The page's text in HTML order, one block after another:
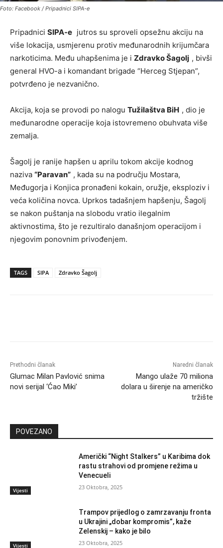
Foto: Facebook / Pripadnici SIPA-e
Pripadnici SIPA-e jutros su sproveli opsežnu akciju na
više lokacija, usmjerenu protiv međunarodnih krijumčara
narkoticima. Među uhapšenima je i Zdravko Šagolj , bivši
general HVO-a i komandant brigade “Herceg Stjepan”,
potvrđeno je nezvanično.
Akcija, koja se provodi po nalogu Tužilaštva BiH , dio je
međunarodne operacije koja istovremeno obuhvata više
zemalja.
Šagolj je ranije hapšen u aprilu tokom akcije kodnog
naziva “Paravan” , kada su na području Mostara,
Međugorja i Konjica pronađeni kokain, oružje, eksploziv i
veća količina novca. Uprkos tadašnjem hapšenju, Šagolj
se nakon puštanja na slobodu vratio ilegalnim
aktivnostima, što je rezultiralo današnjom operacijom i
njegovim ponovnim privođenjem.
TAGS SIPA Zdravko Šagolj
Prethodni članak
Glumac Milan Pavlović snima
novi serijal ‘Ćao Miki’
Naredni članak
Mango ulaže 70 miliona
dolara u širenje na američko
tržište
POVEZANO
Vijesti
Američki “Night Stalkers” u Karibima dok
rastu strahovi od promjene režima u
Venecueli
23 Oktobra, 2025
Vijesti
Trampov prijedlog o zamrzavanju fronta
u Ukrajini „dobar kompromis”, kaže
Zelenskij – kako je bilo
23 Oktobra, 2025